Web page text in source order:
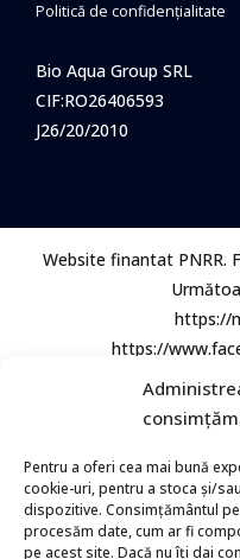
Pentru a oferi cea mai bună
cookie-uri, pentru a stoca și/
dispozitive. Consimțământul
procesăm date, cum ar fi
pe acest site. Dacă nu îți dai
Politică de confidențialitate
Bio Aqua Group SRL
CIF:RO26406593
J26/20/2010
Website finantat PNRR.
https://
https://
© 2026 Bio Aqua